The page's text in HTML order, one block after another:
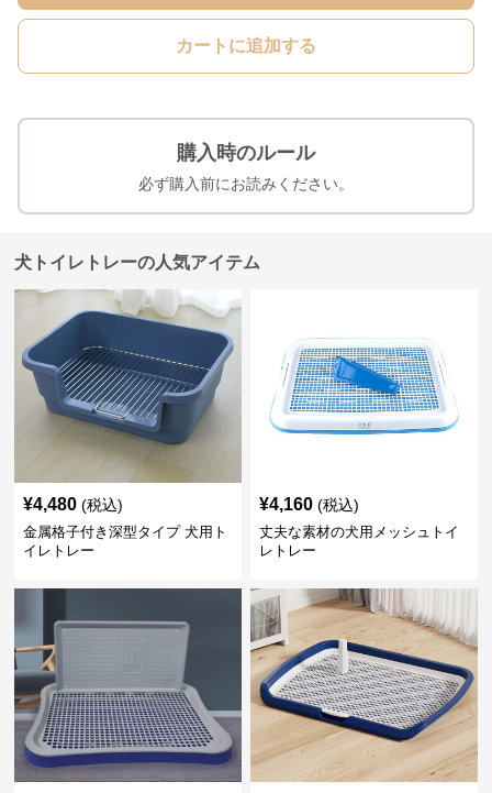
カートに追加する
購入時のルール
必ず購入前にお読みください。
犬トイレトレーの人気アイテム
¥4,480 (税込)
金属格子付き深型タイプ 犬用ト
イレトレー
¥4,160 (税込)
丈夫な素材の犬用メッシュトイ
レトレー